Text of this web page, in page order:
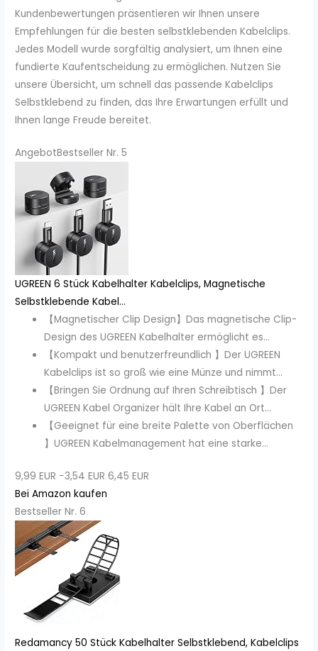
Kundenbewertungen präsentieren wir Ihnen unsere
Empfehlungen für die besten selbstklebenden Kabelclips.
Jedes Modell wurde sorgfältig analysiert, um Ihnen eine
fundierte Kaufentscheidung zu ermöglichen. Nutzen Sie
unsere Übersicht, um schnell das passende Kabelclips
Selbstklebend zu finden, das Ihre Erwartungen erfüllt und
Ihnen lange Freude bereitet.
AngebotBestseller Nr. 5
UGREEN 6 Stück Kabelhalter Kabelclips, Magnetische
Selbstklebende Kabel...
【Magnetischer Clip Design】Das magnetische Clip-
Design des UGREEN Kabelhalter ermöglicht es...
【Kompakt und benutzerfreundlich 】Der UGREEN
Kabelclips ist so groß wie eine Münze und nimmt...
【Bringen Sie Ordnung auf Ihren Schreibtisch 】Der
UGREEN Kabel Organizer hält Ihre Kabel an Ort...
【Geeignet für eine breite Palette von Oberflächen
】UGREEN Kabelmanagement hat eine starke...
9,99 EUR −3,54 EUR 6,45 EUR
Bei Amazon kaufen
Bestseller Nr. 6
Redamancy 50 Stück Kabelhalter Selbstklebend, Kabelclips